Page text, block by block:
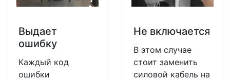
Выдает
ошибку
Каждый код
ошибки
Не включается
В этом случае
стоит заменить
силовой кабель на